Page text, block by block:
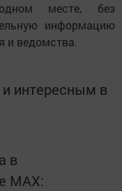
месте, без
информацию
и ведомства.
интересным в
в
MАХ: